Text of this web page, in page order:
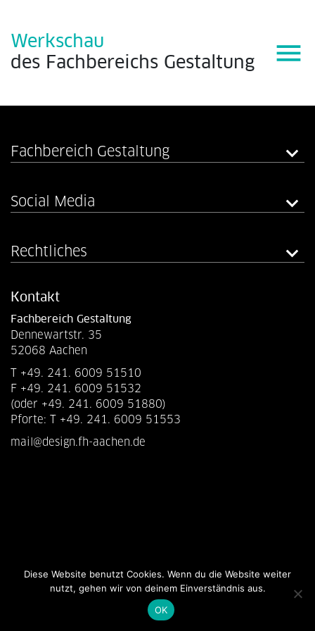
Werkschau
des Fachbereichs Gestaltung menu
Fachbereich Gestaltung
Social Media
Rechtliches
Kontakt
Fachbereich Gestaltung
Dennewartstr. 35
52068 Aachen
T +49. 241. 6009 51510
F +49. 241. 6009 51532
(oder +49. 241. 6009 51880)
Pforte: T +49. 241. 6009 51553
mail@design.fh-aachen.de
Diese Website benutzt Cookies. Wenn du die Website weiter
nutzt, gehen wir von deinem Einverständnis aus.
OK